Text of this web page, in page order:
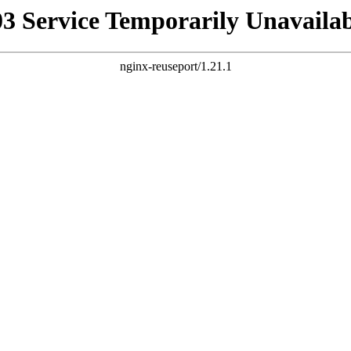
Service Temporarily
nginx-reuseport/1.21.1